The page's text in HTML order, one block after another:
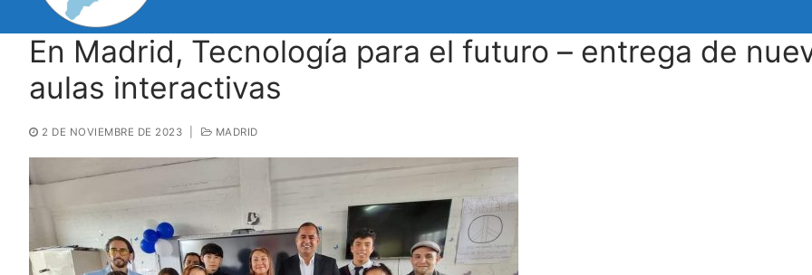
En Madrid, Tecnología para el futuro – entrega de
aulas interactivas
2 DE NOVIEMBRE DE 2023 MADRID